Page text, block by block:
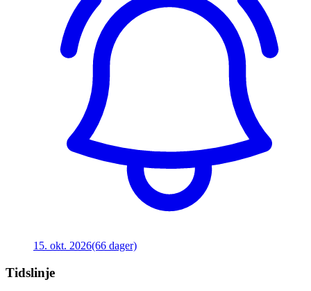
15. okt. 2026(66 dager)
Tidslinje